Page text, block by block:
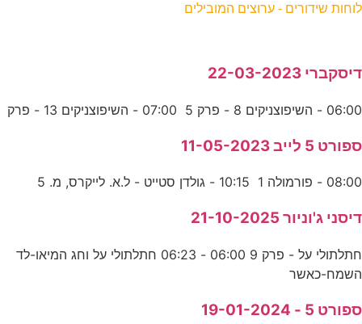
לוחות שידורים - ערוצים המובילים
דיסקברי 22-03-2023
06:00 - השיפוצניקים 8 - פרק 5 07:00 - השיפוצניקים 13 - פרק
ספורט 5 לייב 11-05-2023
08:00 - פורמולה 1 10:15 - גולדן סטייט - ל.א. לייקרס, מ. 5
דיסני ג'וניור 21-10-2025
חתלתולי על - פרק 9 06:00 - 06:23 חתלתולי על וחג המיאו-לד
השמח-כאשר
ספורט 5 - 19-01-2024